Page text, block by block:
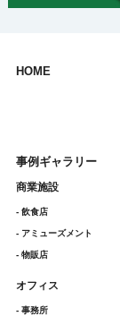
HOME
事例ギャラリー
商業施設
- 飲食店
- アミューズメント
- 物販店
オフィス
- 事務所